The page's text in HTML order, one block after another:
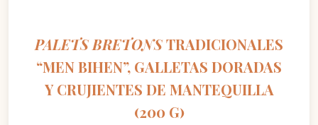
PALETS BRETONSTRADICIONALES
“MEN BIHEN”, GALLETAS DORADAS
Y CRUJIENTES DE MANTEQUILLA
(200 G)